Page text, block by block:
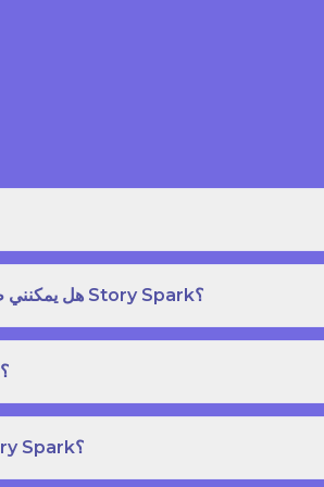
هل يمكنني طلب نسخة مطبوعة بغلاف مقوى من كتاب قصص على Story Spark؟
من ينشئ كتب قصص في مكتبة مجتمع Story Spark؟
هل يمكنني إنشاء ونشر كتاب قصص خاص بي على Story Spark؟